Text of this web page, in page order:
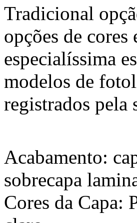
Tradicional
opções de
especialíssima
modelos de
registrados pela
Acabamento:
sobrecapa
Cores da Capa: